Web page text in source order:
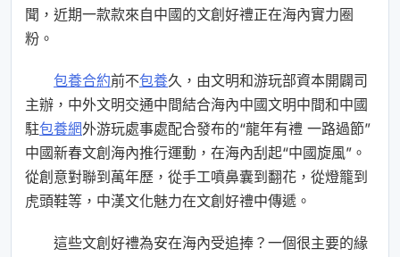
聞，近期一款款來自中國的文創好禮正在海內實力圈
粉。
包養合約前不包養久，由文明和游玩部資本開闢司
主辦，中外文明交通中間結合海內中國文明中間和中國
駐包養網外游玩處事處配合發布的“龍年有禮 一路過節”
中國新春文創海內推行運動，在海內刮起“中國旋風”。
從創意對聯到萬年歷，從手工噴鼻囊到翻花，從燈籠到
虎頭鞋等，中漢文化魅力在文創好禮中傳遞。
這些文創好禮為安在海內受追捧？一個很主要的緣